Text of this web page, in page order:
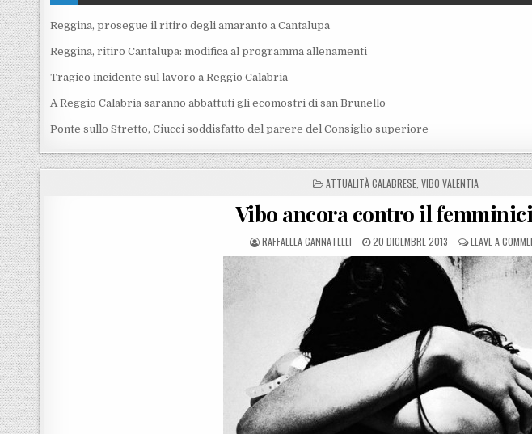
Reggina, prosegue il ritiro degli amaranto a Cantalupa
Reggina, ritiro Cantalupa: modifica al programma allenamenti
Tragico incidente sul lavoro a Reggio Calabria
A Reggio Calabria saranno abbattuti gli ecomostri di san Brunello
Ponte sullo Stretto, Ciucci soddisfatto del parere del Consiglio superiore
POSTED IN
ATTUALITÀ CALABRESE, VIBO VALENTIA
Vibo ancora contro il
POSTED BY
RAFFAELLA CANNATELLI POSTED ON
20 DICEMBRE 2013 LEAVE A